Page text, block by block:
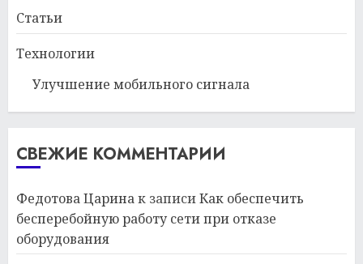
Статьи
Технологии
Улучшение мобильного сигнала
СВЕЖИЕ КОММЕНТАРИИ
Федотова Царинак записиКак обеспечить
бесперебойную работу сети при отказе
оборудования